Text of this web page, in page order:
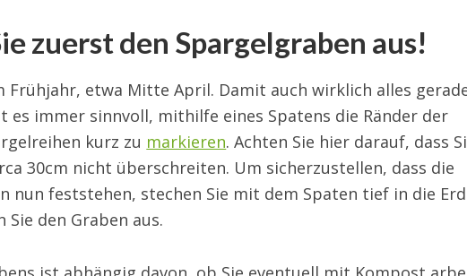
zuerst den Spargelgraben aus!
Frühjahr, etwa Mitte April. Damit auch wirklich alles
es immer sinnvoll, mithilfe eines Spatens die Ränder der
kurz zu markieren. Achten Sie hier darauf, dass
30cm nicht überschreiten. Um sicherzustellen, dass die
nun feststehen, stechen Sie mit dem Spaten tief in die
Sie den Graben aus.